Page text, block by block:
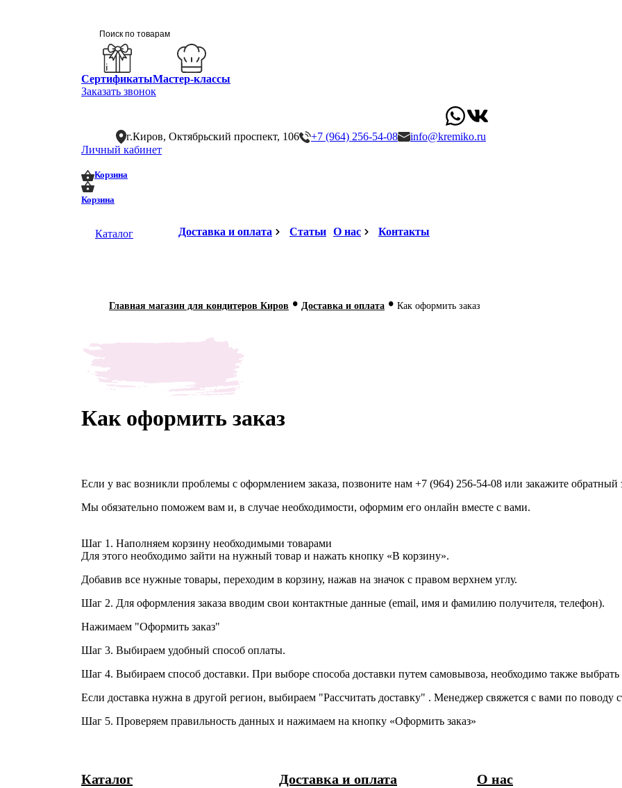
СертификатыМастер-классы
Заказать звонок
г.Киров, Октябрьский проспект, 106 +7 (964) 256-54-08
info@kremiko.ru
Личный кабинет
Корзина
Корзина
Каталог Доставка и оплата Статьи О нас Контакты
Главная магазин для кондитеров Киров • Доставка и оплата • Как оформить заказ
Как оформить заказ
Если у вас возникли проблемы с оформлением заказа, позвоните нам +7 (964) 256-54-08 или закажите обратный
Мы обязательно поможем вам и, в случае необходимости, оформим его онлайн вместе с вами.
Шаг 1. Наполняем корзину необходимыми товарами
Для этого необходимо зайти на нужный товар и нажать кнопку «В корзину».
Добавив все нужные товары, переходим в корзину, нажав на значок с правом верхнем углу.
Шаг 2. Для оформления заказа вводим свои контактные данные (email, имя и фамилию получителя, телефон).
Нажимаем "Оформить заказ"
Шаг 3. Выбираем удобный способ оплаты.
Шаг 4. Выбираем способ доставки. При выборе способа доставки путем самовывоза, необходимо также
Если доставка нужна в другой регион, выбираем "Рассчитать доставку" . Менеджер свяжется с вами по поводу
Шаг 5. Проверяем правильность данных и нажимаем на кнопку «Оформить заказ»
Каталог Доставка и оплата О нас